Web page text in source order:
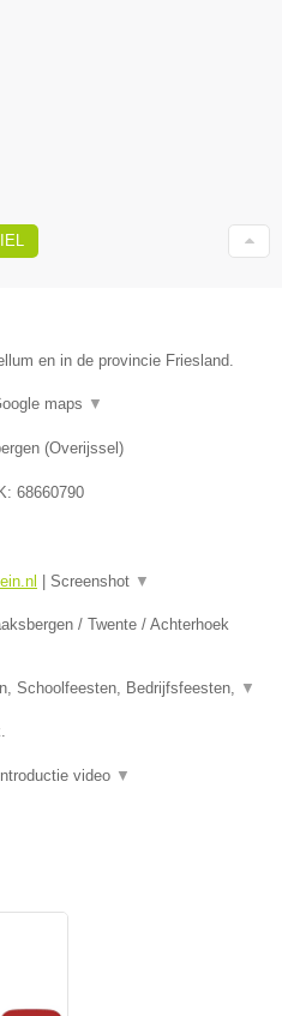
en in de provincie Friesland.
maps ▼
(Overijssel )
68660790
Screenshot ▼
/ Twente / Achterhoek
Schoolfeesten, Bedrijfsfeesten, ▼
Introductie video ▼